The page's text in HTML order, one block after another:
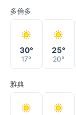
多倫多
30°
17°
25°
20°
雅典